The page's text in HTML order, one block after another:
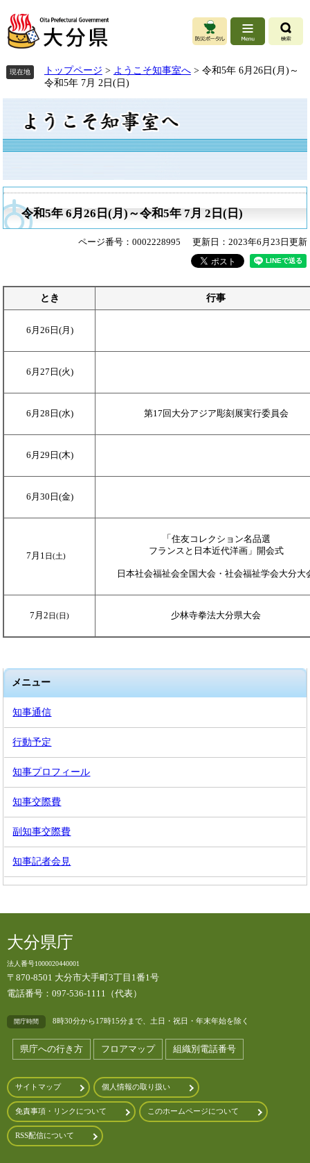
ジ
の
頭
で
ジ
の
頭
で
ュ
ー
飛
ば
て
本
文
へ
現在地 トップページ > ようこそ知事室へ > 令和5年 6月26日(月)～
令和5年 7月 2日(日)
本
文
令和5年 6月26日(月)～令和5年 7月 2日(日)
ページ番号：0002228995 更新日：2023年6月23日更新
とき 行事
6月26日(月)
6月27日(火)
6月28日(水) 第17回大分アジア彫刻展実行委員会
6月29日(木)
6月30日(金)
7月1日(土)
「 住友コレクション名品選
フランスと日本近代洋画」開会式
日本社会福祉会全国大会・社会福祉学会大分大
7月2日(日) 少林寺拳法大分県大会
メニュー
知事通信
行動予定
知事プロフィール
知事交際費
副知事交際費
知事記者会見
大分県庁
法人番号1000020440001
〒870-8501 大分市大手町3丁目1番1号
電話番号：097-536-1111（代表）
開庁時間 8時30分から17時15分まで、土日・祝日・年末年始を除く
県庁への行き方 フロアマップ 組織別電話番号
サイトマップ 個人情報の取り扱い
免責事項・リンクについて このホームページについて
RSS配信について